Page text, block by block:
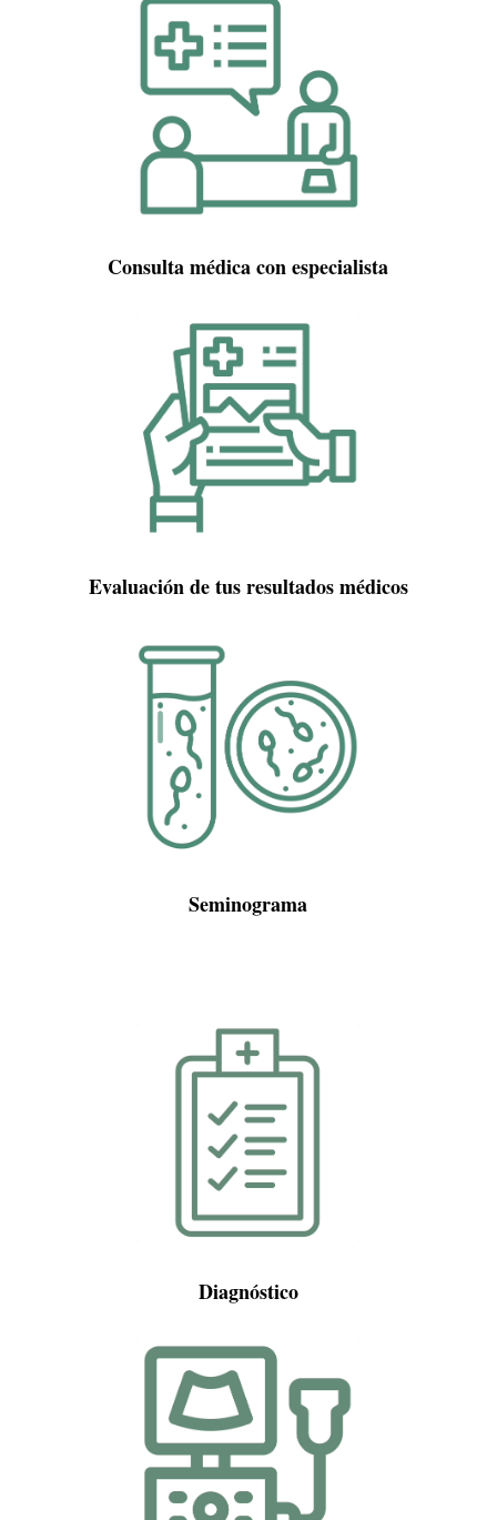
Consulta médica con especialista
Evaluación de tus resultados médicos
Seminograma
Diagnóstico